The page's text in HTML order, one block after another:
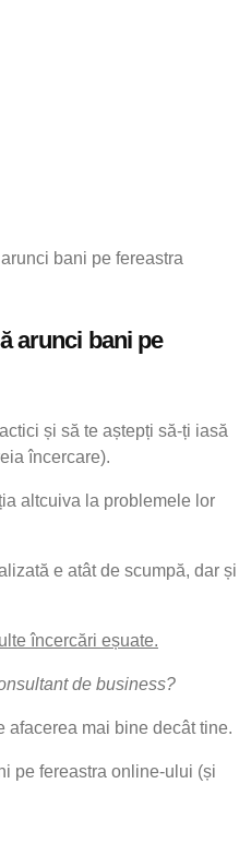
bani pe fereastra
arunci bani pe
și să te aștepți să-ți iasă
încercare).
altcuiva la problemele lor
e atât de scumpă, dar și
încercări eșuate.
de business?
afacerea mai bine decât tine.
pe fereastra online-ului (și